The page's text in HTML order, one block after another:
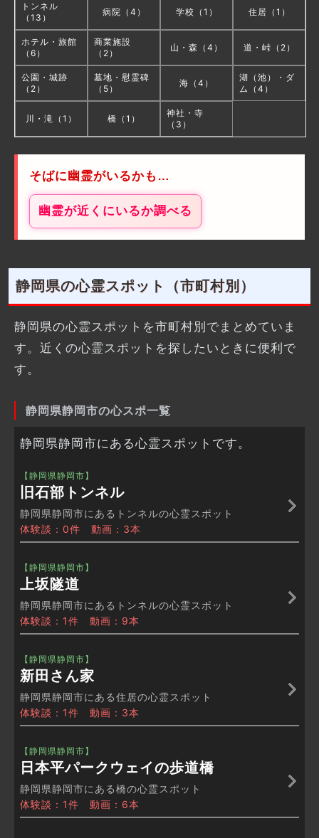
トンネル
（13）
病院（4） 学校（1） 住居（1）
ホテル・旅館
（6）
商業施設
（2）
山・森（4） 道・峠（2）
公園・城跡
（2）
墓地・慰霊碑
（5）
海（4）
湖（池）・ダ
ム（4）
川・滝（1） 橋（1）
神社・寺
（3）
そばに幽霊がいるかも…
幽霊が近くにいるか調べる
静岡県の心霊スポット（市町村別）
静岡県の心霊スポットを市町村別でまとめていま
す。近くの心霊スポットを探したいときに便利で
す。
静岡県静岡市の心スポ一覧
静岡県静岡市にある心霊スポットです。
【静岡県静岡市】
旧石部トンネル
静岡県静岡市にあるトンネルの心霊スポット
体験談：0件 動画：3本
【静岡県静岡市】
上坂隧道
静岡県静岡市にあるトンネルの心霊スポット
体験談：1件 動画：9本
【静岡県静岡市】
新田さん家
静岡県静岡市にある住居の心霊スポット
体験談：1件 動画：3本
【静岡県静岡市】
日本平パークウェイの歩道橋
静岡県静岡市にある橋の心霊スポット
体験談：1件 動画：6本